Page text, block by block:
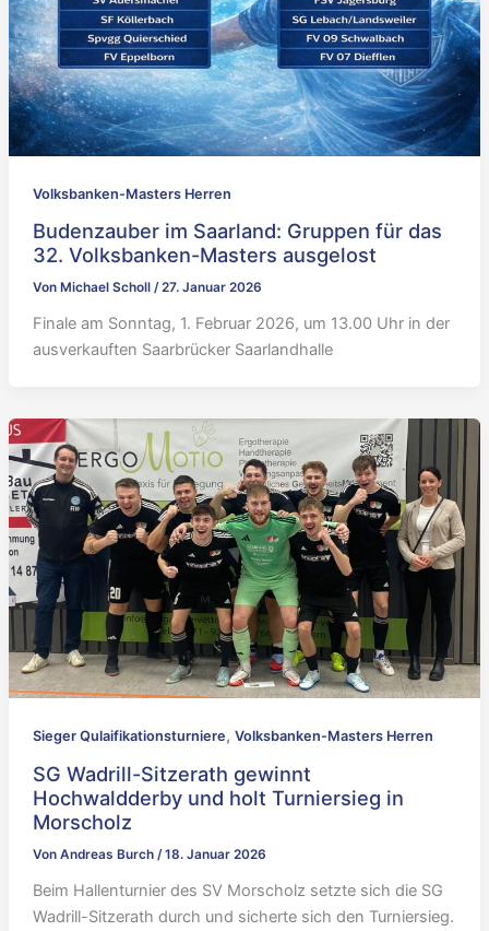
Volksbanken-Masters Herren
Budenzauber im Saarland: Gruppen für das
32. Volksbanken-Masters ausgelost
Von Michael Scholl /27. Januar 2026
Finale am Sonntag, 1. Februar 2026, um 13.00 Uhr in der
ausverkauften Saarbrücker Saarlandhalle
Sieger Qulaifikationsturniere, Volksbanken-Masters Herren
SG Wadrill-Sitzerath gewinnt
Hochwaldderby und holt Turniersieg in
Morscholz
Von Andreas Burch /18. Januar 2026
Beim Hallenturnier des SV Morscholz setzte sich die SG
Wadrill-Sitzerath durch und sicherte sich den Turniersieg.